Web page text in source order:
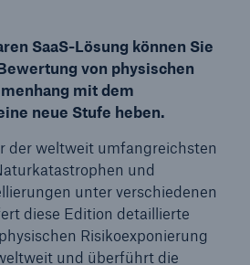
SaaS-Lösung können Sie
von physischen
mit dem
neue Stufe heben.
der weltweit umfangreichsten
und
unter verschiedenen
diese Edition detaillierte
Risikoexponierung
und überführt die